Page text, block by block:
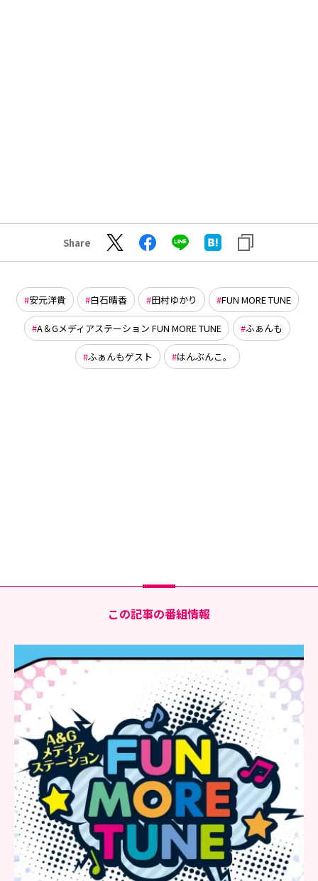
Share
安元洋貴 白石晴香 田村ゆかり FUN MORE TUNE
A＆Gメディアステーション FUN MORE TUNE ふぁんも
ふぁんもゲスト はんぶんこ。
この記事の番組情報